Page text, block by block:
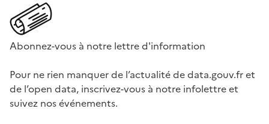
Abonnez-vous à notre lettre d'information
Pour ne rien manquer de l’actualité de data.gouv.fr et
de l’open data, inscrivez-vous à notre infolettre et
suivez nos événements.